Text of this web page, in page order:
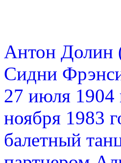
Антон Долин
Сидни
27 июля 1904
ноября 1983
балетный